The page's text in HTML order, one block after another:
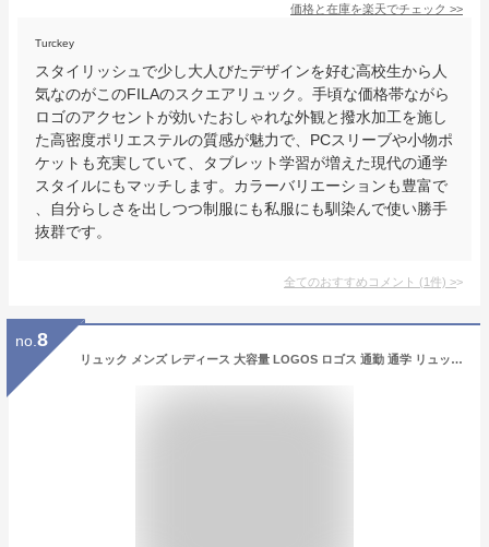
価格と在庫を楽天でチェック >>
Turckey
スタイリッシュで少し大人びたデザインを好む高校生から人
気なのがこのFILAのスクエアリュック。手頃な価格帯ながら
ロゴのアクセントが効いたおしゃれな外観と撥水加工を施し
た高密度ポリエステルの質感が魅力で、PCスリーブや小物ポ
ケットも充実していて、タブレット学習が増えた現代の通学
スタイルにもマッチします。カラーバリエーションも豊富で
、自分らしさを出しつつ制服にも私服にも馴染んで使い勝手
抜群です。
全てのおすすめコメント (1件) >
no. 8
リュック メンズ レディース 大容量 LOGOS ロゴス 通勤 通学 リュックサック 2層式 リフレクター バックパック バッグ ボックスリュック スクエア 反射 丈夫 PC 35L A4 中学生 高校生 大学生 自転車 アウトドア 1泊 2泊 旅行 修学旅行 宿泊 ユニセックス 部活動 ブラック 黒